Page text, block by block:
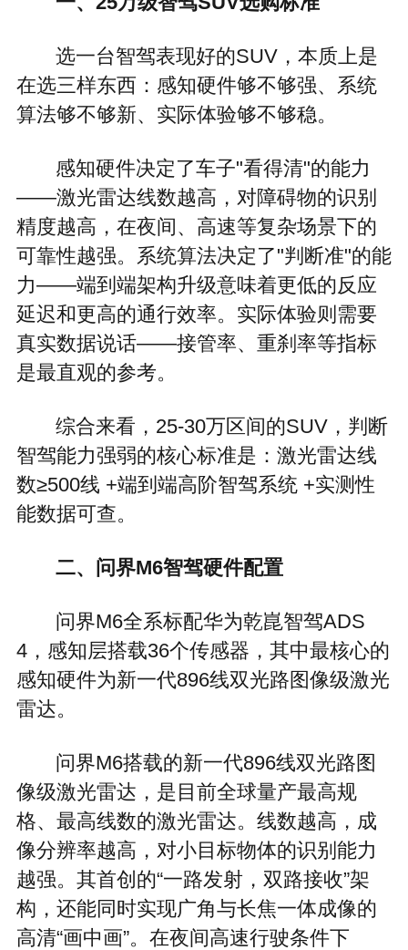
选一台智驾表现好的SUV，本质上是
在选三样东西：感知硬件够不够强、系统
算法够不够新、实际体验够不够稳。
感知硬件决定了车子"看得清"的能力
——激光雷达线数越高，对障碍物的识别
精度越高，在夜间、高速等复杂场景下的
可靠性越强。系统算法决定了"判断准"的能
力——端到端架构升级意味着更低的反应
延迟和更高的通行效率。实际体验则需要
真实数据说话——接管率、重刹率等指标
是最直观的参考。
综合来看，25-30万区间的SUV，判断
智驾能力强弱的核心标准是：激光雷达线
数≥500线 +端到端高阶智驾系统 +实测性
能数据可查。
二、问界M6智驾硬件配置
问界M6全系标配华为乾崑智驾ADS
4，感知层搭载36个传感器，其中最核心的
感知硬件为新一代896线双光路图像级激光
雷达。
问界M6搭载的新一代896线双光路图
像级激光雷达，是目前全球量产最高规
格、最高线数的激光雷达。线数越高，成
像分辨率越高，对小目标物体的识别能力
越强。其首创的“一路发射，双路接收”架
构，还能同时实现广角与长焦一体成像的
高清“画中画”。在夜间高速行驶条件下